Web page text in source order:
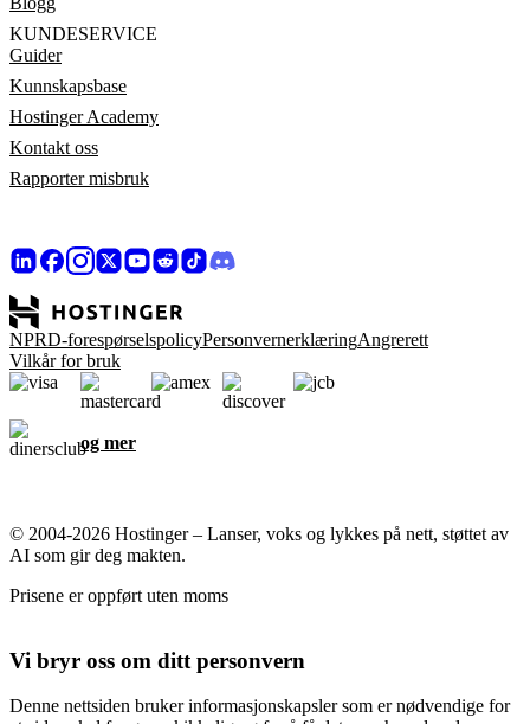
KUNDESERVICE
Guider
Kunnskapsbase
Hostinger Academy
Kontakt oss
Rapporter misbruk
NPRD-forespørselspolicyPersonvernerklæringAngrerett
Vilkår for bruk
og mer
© 2004-2026 Hostinger – Lanser, voks og lykkes på nett, støttet av
AI som gir deg makten.
Prisene er oppført uten moms
Vi bryr oss om ditt personvern
Denne nettsiden bruker informasjonskapsler som er nødvendige for